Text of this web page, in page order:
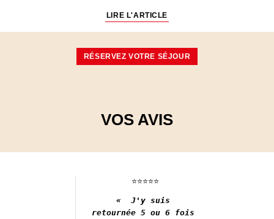
LIRE L'ARTICLE
RÉSERVEZ VOTRE SÉJOUR
VOS AVIS
⭐️⭐️⭐️⭐️⭐️
«  J'y suis
retournée 5 ou 6 fois